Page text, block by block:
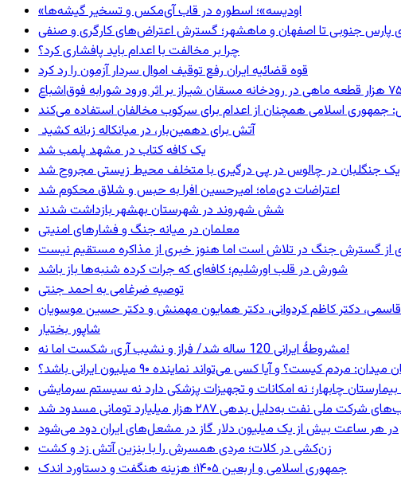
«اودیسه»؛ اسطوره در قاب آی‌مکس و تسخیر گیشه‌ها
پارس جنوبی تا اصفهان و ماهشهر؛ گسترش اعتراض‌های کارگری و صنفی
چرا بر مخالفت با اعدام باید پافشاری کرد؟
قوه قضائیه ایران رفع توقیف اموال سردار آزمون را رد کرد
جمهوری اسلامی همچنان از اعدام برای سرکوب مخالفان استفاده می‌کند
آتش برای دهمین‌بار، در میانکاله زبانه کشید
یک کافه کتاب در مشهد پلمب شد
یک جنگلبان در چالوس در پی درگیری با متخلف محیط زیستی مجروح شد
اعتراضات دی‌ماه؛ امیرحسین افرا به حبس و شلاق محکوم شد
شش شهروند در شهرستان بهشهر بازداشت شدند
معلمان در میانه جنگ و فشارهای امنیتی
از گسترش جنگ در تلاش است اما هنوز خبری از مذاکره مستقیم نیست
شورش در قلب اورشلیم؛ کافه‌ای که جرات کرده شنبه‌ها باز باشد
توصیه ضرغامی به احمد جنتی
قاسمی، دکتر کاظم کردوانی، دکتر همایون مهمنش و دکتر حسین موسویان
شاپور بختیار
مشروطۀ ایرانی 120 ساله شد/ فراز و نشیب آری، شکست اما نه!
مردم کیست؟ و آیا کسی می‌تواند نماینده ۹۰ میلیون ایرانی باشد؟
بیمارستان چابهار؛ نه امکانات و تجهیزات پزشکی دارد نه سیستم سرمایشی
ملی نفت به‌دلیل بدهی ۲۸۷ هزار میلیارد تومانی مسدود شد
در هر ساعت بیش از یک میلیون دلار گاز در مشعل‌های ایران دود می‌شود
زن‌کشی در کلات؛ مردی همسرش را با بنزین آتش زد و کشت
جمهوری اسلامی و اربعین ۱۴۰۵؛ هزینه هنگفت و دستاورد اندک